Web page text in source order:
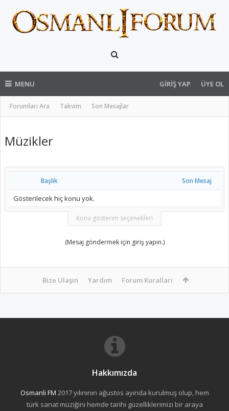
MENU
Forumları Ara Takvim Son Mesajlar
GIRIŞ YAP ÜYE OL
Müzikler
Başlık Son Mesaj
Gösterilecek hiç konu yok.
Konu gösterim seçenekleri
(Mesaj göndermek için giriş yapın.)
Bize Ulaşın Yardım Forum Kuralları
Hakkımızda
Osmanli FM 2017 yılınının ağustos ayında kurulmuş olup, hem
türk sanat müziğini hemde tarihi güzelliklerimizi bir araya